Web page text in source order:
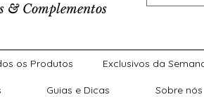
& Complementos
os Produtos Exclusivos da
Guias e Dicas Sobre nós